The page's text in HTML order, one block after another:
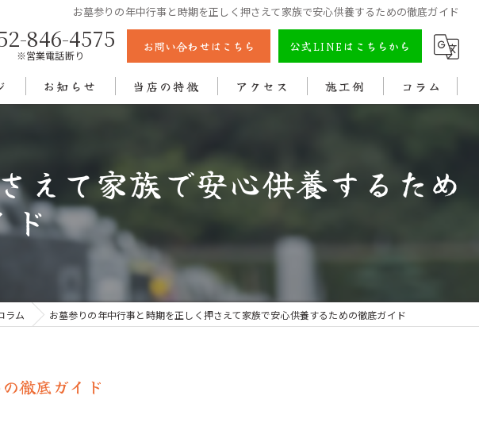
お墓参りの年中行事と時期を正しく押さえて家族で安心供養するための徹底ガイド
846-4575
※営業電話断り
お問い合わせはこちら 公式LINEはこちらから
お知らせ 当店の特徴
戒名
色入れ
アクセス 施工例 コラム
えて家族で安心供養するため
ド
ラム お墓参りの年中行事と時期を正しく押さえて家族で安心供養するための徹底ガイド
徹底ガイド